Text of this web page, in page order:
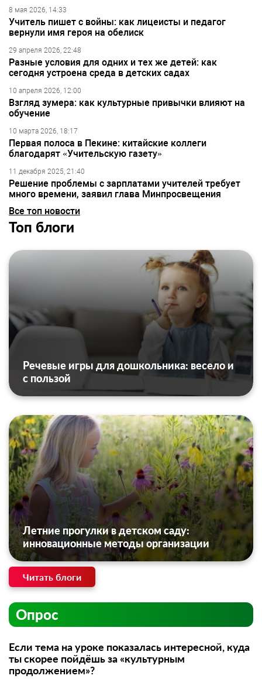
8 мая 2026, 14:33
Учитель пишет с войны: как лицеисты и педагог
вернули имя героя на обелиск
29 апреля 2026, 22:48
Разные условия для одних и тех же детей: как
сегодня устроена среда в детских садах
10 апреля 2026, 12:00
Взгляд зумера: как культурные привычки влияют на
обучение
10 марта 2026, 18:17
Первая полоса в Пекине: китайские коллеги
благодарят «Учительскую газету»
11 декабря 2025, 21:40
Решение проблемы с зарплатами учителей требует
много времени, заявил глава Минпросвещения
Все топ новости
Топ блоги
Речевые игры для дошкольника: весело и
с пользой
Летние прогулки в детском саду:
инновационные методы организации
Читать блоги
Опрос
Если тема на уроке показалась интересной, куда
ты скорее пойдёшь за «культурным
продолжением»?